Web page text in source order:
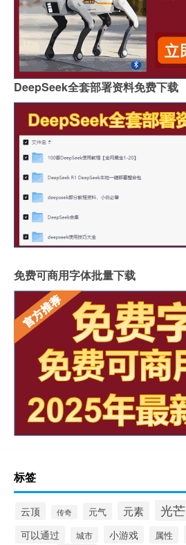
DeepSeek全套部署资料免费下载
免费可商用字体批量下载
标签
云顶 传奇 元气 元素 光芒
可以通过 城市 小游戏 属性